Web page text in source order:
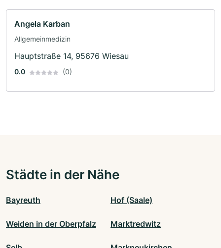
Angela Karban
Allgemeinmedizin
Hauptstraße 14, 95676 Wiesau
0.0 (0)
Städte in der Nähe
Bayreuth Hof (Saale)
Weiden in der Oberpfalz Marktredwitz